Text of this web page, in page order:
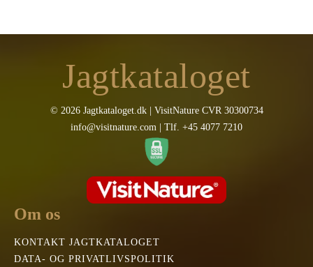
Jagtkataloget
© 2026 Jagtkataloget.dk | VisitNature CVR 30300734
info@visitnature.com | Tlf. +45 4077 7210
Om os
KONTAKT JAGTKATALOGET
DATA- OG PRIVATLIVSPOLITIK